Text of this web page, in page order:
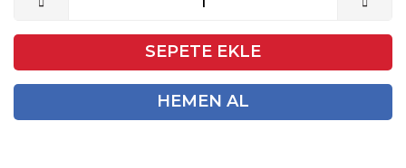
SEPETE EKLE
HEMEN AL